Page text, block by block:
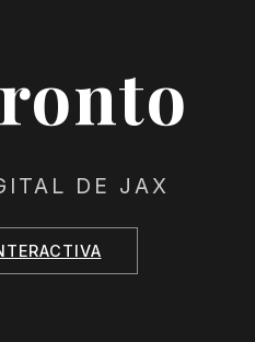
DE JAX